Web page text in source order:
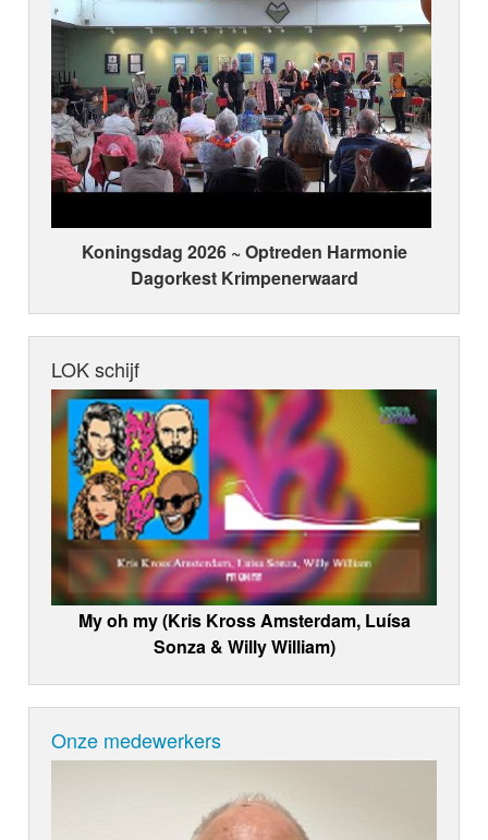
Koningsdag 2026 ~ Optreden Harmonie
Dagorkest Krimpenerwaard
LOK schijf
My oh my (Kris Kross Amsterdam, Luísa
Sonza & Willy William)
Onze medewerkers